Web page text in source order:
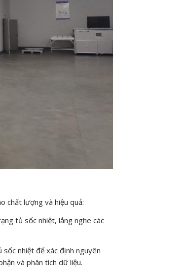
chất lượng và hiệu quả:
tủ sốc nhiệt, lắng nghe các
nhiệt để xác định nguyên
và phân tích dữ liệu.